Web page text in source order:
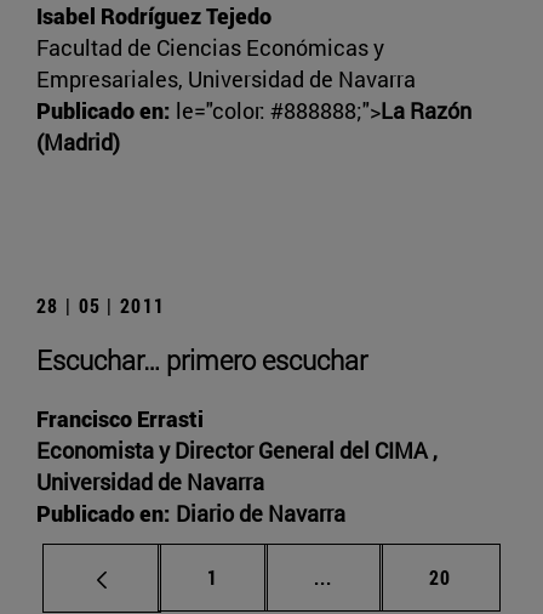
Isabel Rodríguez Tejedo
Facultad de Ciencias Económicas y
Empresariales, Universidad de Navarra
Publicado en: le="color: #888888;">La Razón
(Madrid)
28 | 05 | 2011
Escuchar… primero escuchar
Francisco Errasti
Economista y Director General del CIMA ,
Universidad de Navarra
Publicado en: Diario de Navarra
Página
1 ... Páginas intermedias
Página
20